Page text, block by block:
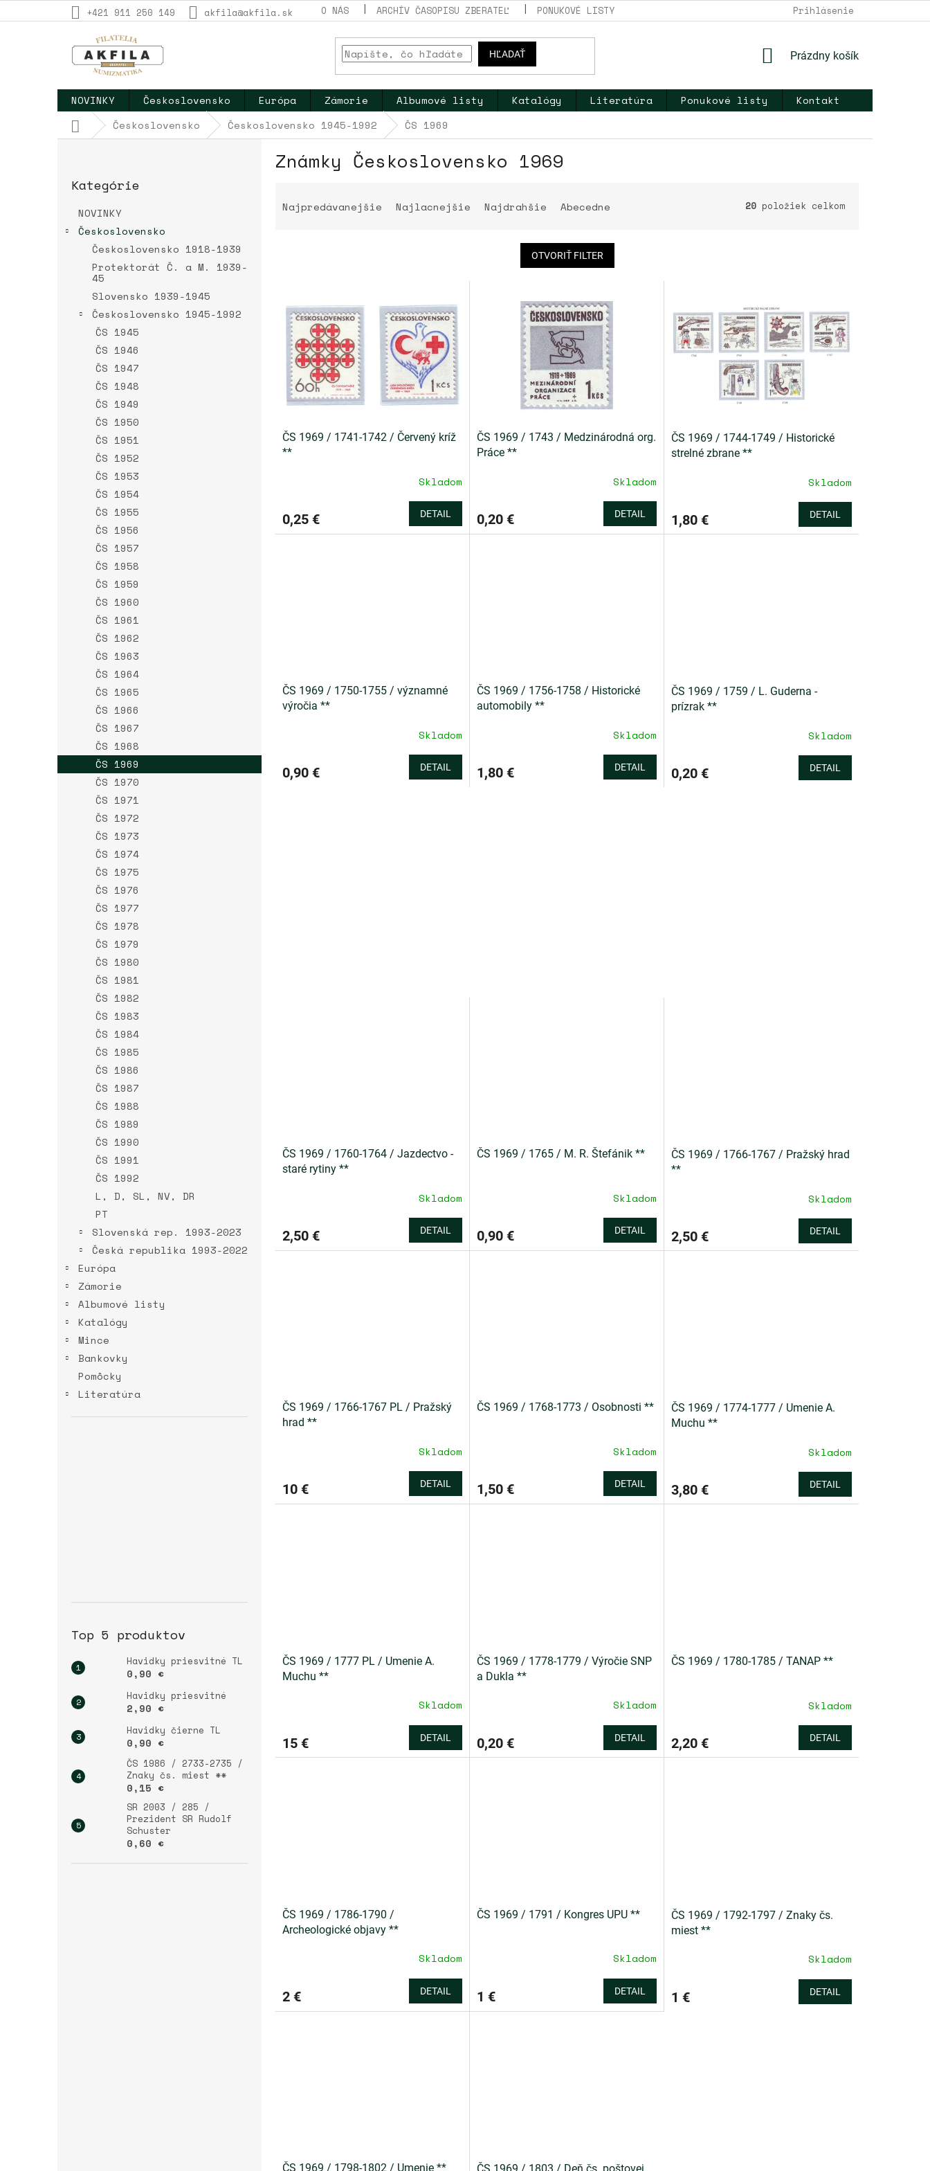
na
+421 911 250 149 akfila@akfila.sk O NÁS ARCHÍV ČASOPISU ZBERATEĽ PONUKOVÉ LISTY NAPÍŠTE NÁM KONTAKT
Prihlásenie
HĽADAŤ
NÁKUPNÝ
Prázdny košík
NOVINKY Československo Európa Zámorie Albumové listy Katalógy Literatúra Ponukové listy
Kontakt
DomovČeskoslovensko Československo 1945-1992 ČS 1969
B
kategórie
Kategórie
NOVINKY
Československo
Československo 1918-1939
Protektorát Č. a M. 1939-
45
Slovensko 1939-1945
Československo 1945-1992
ČS 1945
ČS 1946
ČS 1947
ČS 1948
ČS 1949
ČS 1950
ČS 1951
ČS 1952
ČS 1953
ČS 1954
ČS 1955
ČS 1956
ČS 1957
ČS 1958
ČS 1959
ČS 1960
ČS 1961
ČS 1962
ČS 1963
ČS 1964
ČS 1965
ČS 1966
ČS 1967
ČS 1968
ČS 1969
ČS 1970
ČS 1971
ČS 1972
ČS 1973
ČS 1974
ČS 1975
ČS 1976
ČS 1977
ČS 1978
ČS 1979
ČS 1980
ČS 1981
ČS 1982
ČS 1983
ČS 1984
ČS 1985
ČS 1986
ČS 1987
ČS 1988
ČS 1989
ČS 1990
ČS 1991
ČS 1992
L, D, SL, NV, DR
PT
Slovenská rep. 1993-2023
Česká republika 1993-2022
Európa
Zámorie
Albumové listy
Katalógy
Mince
Bankovky
Pomôcky
Literatúra
Top 5 produktov
Havidky priesvitné TL
0,90 €
Havidky priesvitné
2,90 €
Havidky čierne TL
0,90 €
ČS 1986 / 2733-2735 /
Znaky čs. miest **
0,15 €
SR 2003 / 285 /
Prezident SR Rudolf
Schuster
0,60 €
Známky Československo 1969
aNajpredávanejšie Najlacnejšie Najdrahšie Abecedne 20 položiek celkom
OTVORIŤ FILTER
t
ČS 1969 / 1741-1742 / Červený kríž
**
Skladom
0,25 € DETAIL
ČS 1969 / 1743 / Medzinárodná org.
Práce **
Skladom
0,20 € DETAIL
ČS 1969 / 1744-1749 / Historické
strelné zbrane **
Skladom
1,80 € DETAIL
ČS 1969 / 1750-1755 / významné
výročia **
Skladom
0,90 € DETAIL
ČS 1969 / 1756-1758 / Historické
automobily **
Skladom
1,80 € DETAIL
ČS 1969 / 1759 / L. Guderna -
prízrak **
Skladom
0,20 € DETAIL
ČS 1969 / 1760-1764 / Jazdectvo -
staré rytiny **
Skladom
2,50 € DETAIL
ČS 1969 / 1765 / M. R. Štefánik **
Skladom
0,90 € DETAIL
ČS 1969 / 1766-1767 / Pražský hrad
**
Skladom
2,50 € DETAIL
ČS 1969 / 1766-1767 PL / Pražský
hrad **
Skladom
10 € DETAIL
ČS 1969 / 1768-1773 / Osobnosti **
Skladom
1,50 € DETAIL
ČS 1969 / 1774-1777 / Umenie A.
Muchu **
Skladom
3,80 € DETAIL
ČS 1969 / 1777 PL / Umenie A.
Muchu **
Skladom
15 € DETAIL
ČS 1969 / 1778-1779 / Výročie SNP
a Dukla **
Skladom
0,20 € DETAIL
ČS 1969 / 1780-1785 / TANAP **
Skladom
2,20 € DETAIL
ČS 1969 / 1786-1790 /
Archeologické objavy **
Skladom
2 € DETAIL
ČS 1969 / 1791 / Kongres UPU **
Skladom
1 € DETAIL
ČS 1969 / 1792-1797 / Znaky čs.
miest **
Skladom
1 € DETAIL
ČS 1969 / 1798-1802 / Umenie **